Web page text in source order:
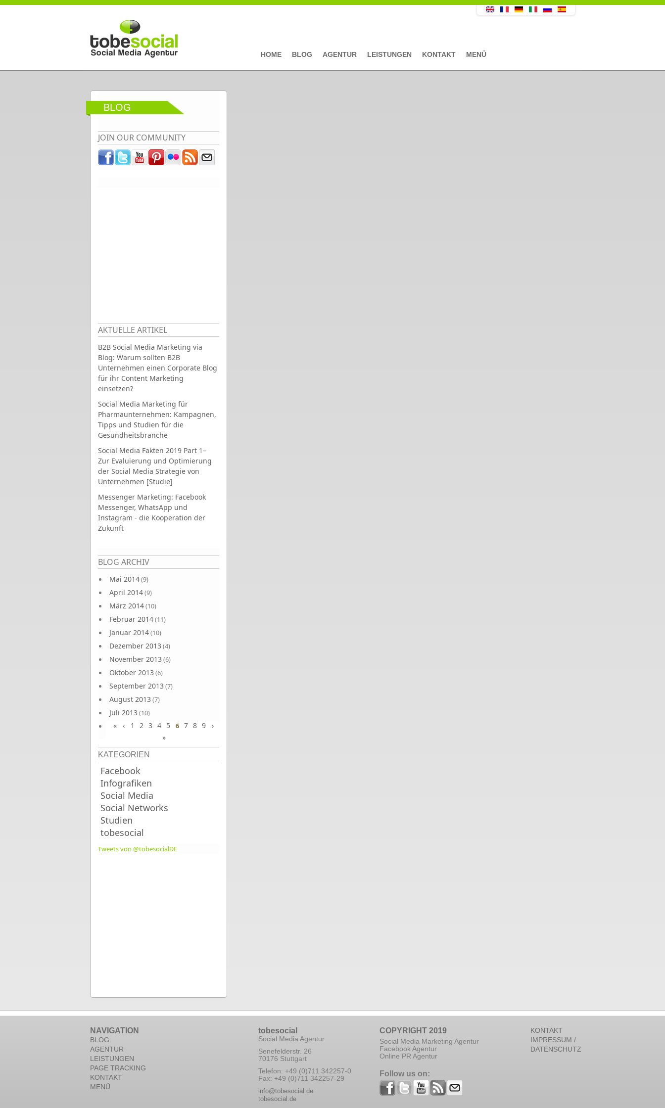
Direkt zum Inhalt
HOME BLOG AGENTUR LEISTUNGEN KONTAKT MENÜ
BLOG
JOIN OUR COMMUNITY
AKTUELLE ARTIKEL
B2B Social Media Marketing via
Blog: Warum sollten B2B
Unternehmen einen Corporate Blog
für ihr Content Marketing
einsetzen?
Social Media Marketing für
Pharmaunternehmen: Kampagnen,
Tipps und Studien für die
Gesundheitsbranche
Social Media Fakten 2019 Part 1–
Zur Evaluierung und Optimierung
der Social Media Strategie von
Unternehmen [Studie]
Messenger Marketing: Facebook
Messenger, WhatsApp und
Instagram - die Kooperation der
Zukunft
BLOG ARCHIV
Mai 2014(9)
April 2014(9)
März 2014(10)
Februar 2014(11)
Januar 2014(10)
Dezember 2013 (4)
November 2013 (6)
Oktober 2013 (6)
September 2013 (7)
August 2013 (7)
Juli 2013 (10)
Juni 2013(10)
Seiten
« ‹ 1 2 3 4 5 6 7 8 9
›
»
KATEGORIEN
Facebook
Infografiken
Social Media
Social Networks
Studien
tobesocial
Tweets von @tobesocialDE
NAVIGATION
BLOG
AGENTUR
LEISTUNGEN
PAGE TRACKING
KONTAKT
MENÜ
tobesocial
Social Media Agentur
Senefelderstr. 26
70176 Stuttgart
Telefon: +49 (0)711 342257-0
Fax: +49 (0)711 342257-29
info@tobesocial.de
tobesocial.de
COPYRIGHT 2019
Social Media Marketing Agentur
Facebook Agentur
Online PR Agentur
Follow us on:
KONTAKT
IMPRESSUM /
DATENSCHUTZ